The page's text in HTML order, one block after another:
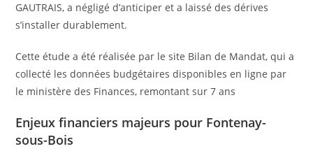
GAUTRAIS, a négligé d’anticiper et a laissé des dérives
s’installer durablement.
Cette étude a été réalisée par le site Bilan de Mandat, qui a
collecté les données budgétaires disponibles en ligne par
le ministère des Finances, remontant sur 7 ans
Enjeux financiers majeurs pour Fontenay-
sous-Bois